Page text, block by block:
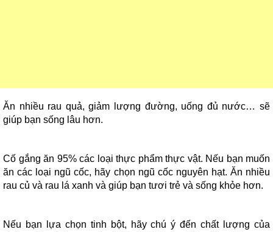
Ăn nhiều rau quả, giảm lượng đường, uống đủ nước… sẽ
giúp bạn sống lâu hơn.
Cố gắng ăn 95% các loại thực phẩm thực vật. Nếu bạn muốn
ăn các loại ngũ cốc, hãy chọn ngũ cốc nguyên hạt. Ăn nhiều
rau củ và rau lá xanh và giúp bạn tươi trẻ và sống khỏe hơn.
Nếu bạn lựa chọn tinh bột, hãy chú ý đến chất lượng của